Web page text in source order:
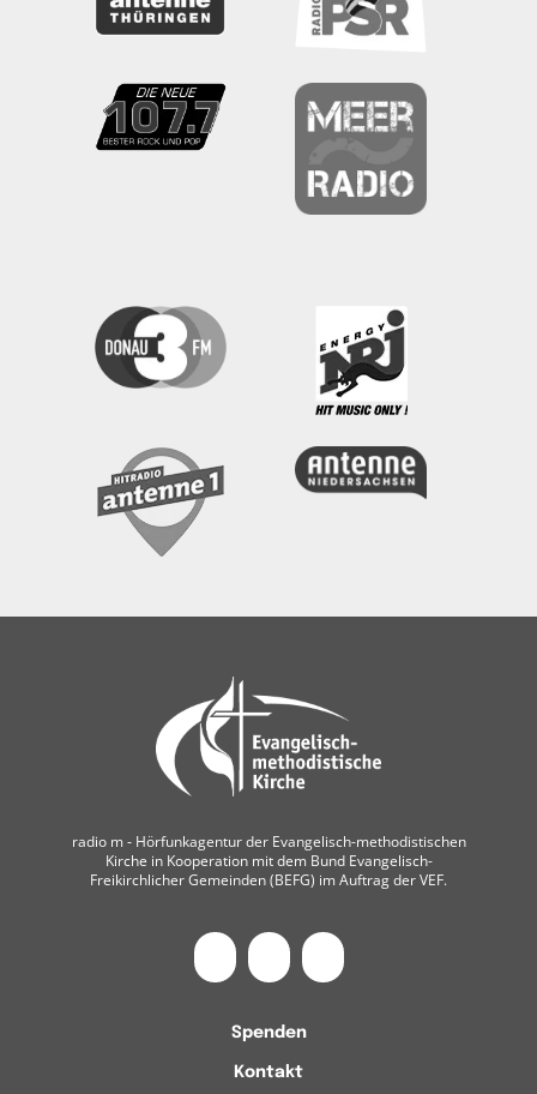
radio m ‐ Hörfunkagentur der Evangelisch-methodistischen
Kirche in Kooperation mit dem Bund Evangelisch-
Freikirchlicher Gemeinden (BEFG) im Auftrag der VEF.
Spenden
Kontakt